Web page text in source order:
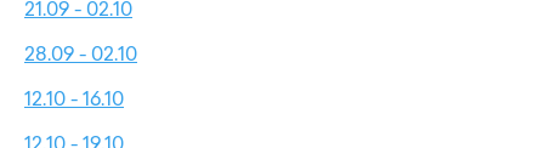
21.09 - 02.10
28.09 - 02.10
12.10 - 16.10